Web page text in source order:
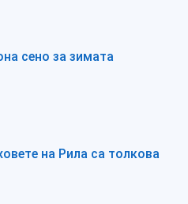
сено за зимата
на Рила са толкова